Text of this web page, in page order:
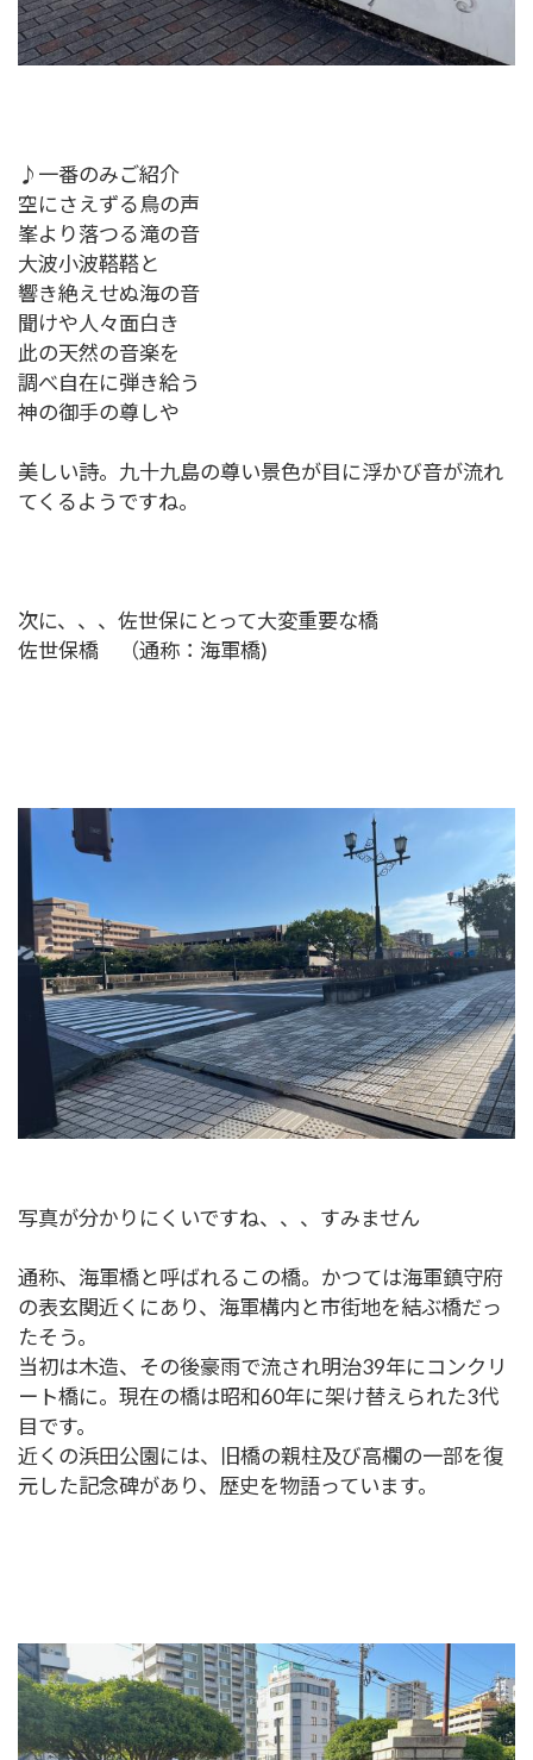
♪一番のみご紹介
空にさえずる鳥の声
峯より落つる滝の音
大波小波鞳鞳と
響き絶えせぬ海の音
聞けや人々面白き
此の天然の音楽を
調べ自在に弾き給う
神の御手の尊しや
美しい詩。九十九島の尊い景色が目に浮かび音が流れ
てくるようですね。
次に、、、佐世保にとって大変重要な橋
佐世保橋 （通称：海軍橋)
写真が分かりにくいですね、、、すみません
通称、海軍橋と呼ばれるこの橋。かつては海軍鎮守府
の表玄関近くにあり、海軍構内と市街地を結ぶ橋だっ
たそう。
当初は木造、その後豪雨で流され明治39年にコンクリ
ート橋に。現在の橋は昭和60年に架け替えられた3代
目です。
近くの浜田公園には、旧橋の親柱及び高欄の一部を復
元した記念碑があり、歴史を物語っています。